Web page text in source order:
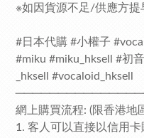
※如因貨源不足/供應方提
#日本代購 #小權子
#miku #miku_hksell #初
_hksell #vocaloid_hksell
網上購買流程: (限香港地
1. 客人可以直接以信用